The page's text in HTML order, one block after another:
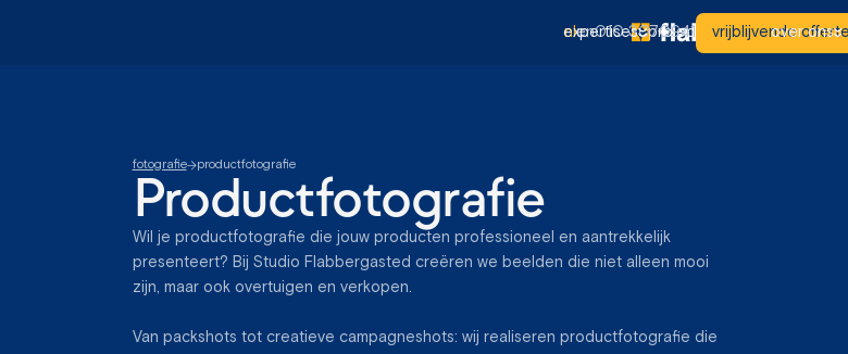
expertises projectenaanpakover ons
nlen010 3070941 vrijblijvende
fotografie productfotografie
Productfotografie
Wil je productfotografie die jouw producten professioneel en aantrekkelijk
presenteert? Bij Studio Flabbergasted creëren we beelden die niet alleen mooi
zijn, maar ook overtuigen en verkopen.
Van packshots tot creatieve campagneshots: wij realiseren productfotografie die